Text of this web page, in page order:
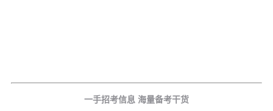
一手招考信息 海量备考干货